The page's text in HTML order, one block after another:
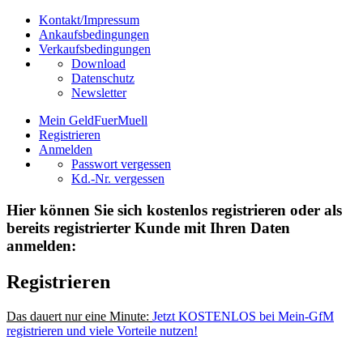
Kontakt/Impressum
Ankaufsbedingungen
Verkaufsbedingungen
Download
Datenschutz
Newsletter
Mein GeldFuerMuell
Registrieren
Anmelden
Passwort vergessen
Kd.-Nr. vergessen
Hier können Sie sich kostenlos registrieren oder als
bereits registrierter Kunde mit Ihren Daten
anmelden:
Registrieren
Das dauert nur eine Minute: Jetzt KOSTENLOS bei Mein-GfM
registrieren und viele Vorteile nutzen!